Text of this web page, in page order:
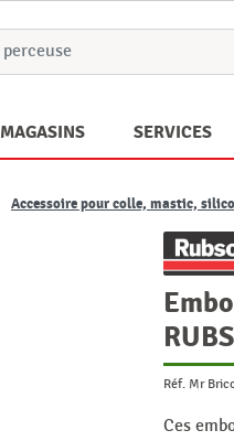
MAGASINS SERVICES
Accessoire pour colle, mastic,
Réf. Mr
Ces